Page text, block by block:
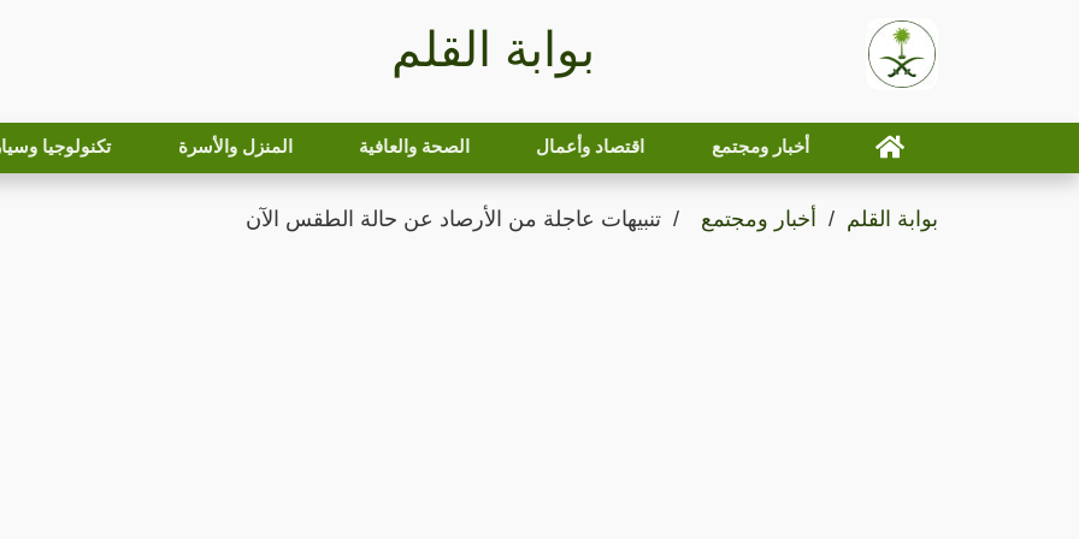
بوابة القلم
أخبار ومجتمع اقتصاد وأعمال الصحة والعافية المنزل والأسرة تكنولوجيا
بوابة القلم أخبار ومجتمع تنبيهات عاجلة من الأرصاد عن حالة الطقس الآن